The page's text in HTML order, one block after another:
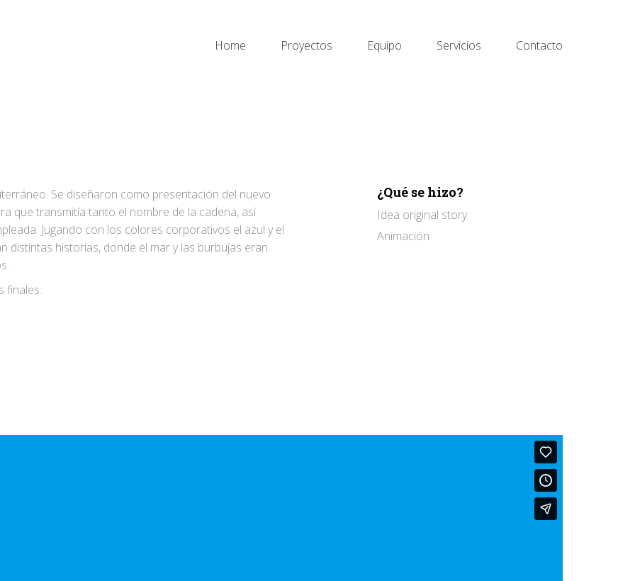
Home Proyectos Equipo Servicios Contacto
Se diseñaron como presentación del nuevo
que transmitía tanto el nombre de la cadena, así
Jugando con los colores corporativos el azul y el
historias, donde el mar y las burbujas eran
finales.
¿Qué se hizo?
Idea original story
Animación